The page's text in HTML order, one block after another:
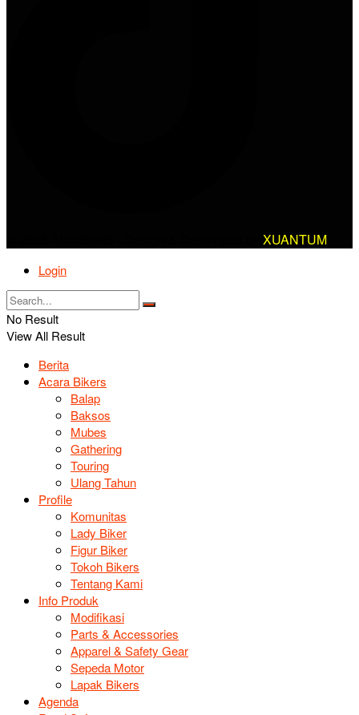
XUANTUM
Login
No Result
View All Result
Berita
Acara Bikers
Balap
Baksos
Mubes
Gathering
Touring
Ulang Tahun
Profile
Komunitas
Lady Biker
Figur Biker
Tokoh Bikers
Tentang Kami
Info Produk
Modifikasi
Parts & Accessories
Apparel & Safety Gear
Sepeda Motor
Lapak Bikers
Agenda